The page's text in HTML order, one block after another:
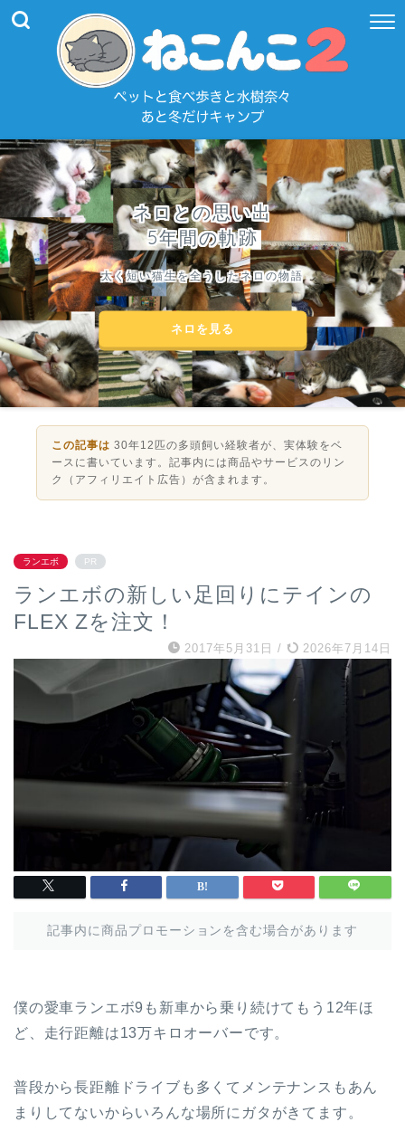
ネロとの思い出
5年間の軌跡
太く短い猫生を全うしたネロの物語
ネロを見る
この記事は 30年12匹の多頭飼い経験者が、実体験をベ
ースに書いています。記事内には商品やサービスのリン
ク（アフィリエイト広告）が含まれます。
ランエボ PR
ランエボの新しい足回りにテインの
FLEX Zを注文！
2017年5月31日 / 2026年7月14日
記事内に商品プロモーションを含む場合があります
僕の愛車ランエボ9も新車から乗り続けてもう12年ほ
ど、走行距離は13万キロオーバーです。
普段から長距離ドライブも多くてメンテナンスもあん
まりしてないからいろんな場所にガタがきてます。